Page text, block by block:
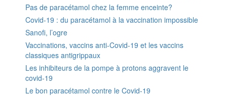
Pas de paracétamol chez la femme enceinte?
Covid-19 : du paracétamol à la vaccination impossible
Sanofi, l’ogre
Vaccinations, vaccins anti-Covid-19 et les vaccins
classiques antigrippaux
Les inhibiteurs de la pompe à protons aggravent le
covid-19
Le bon paracétamol contre le Covid-19